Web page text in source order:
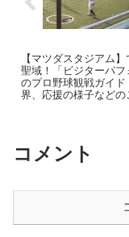
【マツダスタジアム
聖域！「ビジターパ
のプロ野球観戦ガイ
界、応援の様子などの
コメント